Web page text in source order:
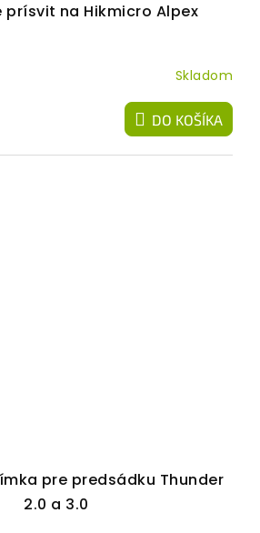
prísvit na Hikmicro Alpex
Skladom
DO KOŠÍKA
pre predsádku Thunder
2.0 a 3.0